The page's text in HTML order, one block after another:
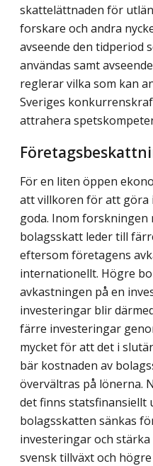
skattelättnaden för
forskare och andra
avseende den tidperiod
användas samt
reglerar vilka som kan
Sveriges
attrahera
För en liten öppen
att villkoren för att göra
goda. Inom
bolagsskatt leder till
eftersom företagens
internationellt. Högre
avkastningen på en
investeringar blir
färre investeringar
mycket för att det i
bär kostnaden av
övervältras på lönerna.
det finns statsfinansiellt
bolagsskatten sänkas
investeringar och
svensk tillväxt och